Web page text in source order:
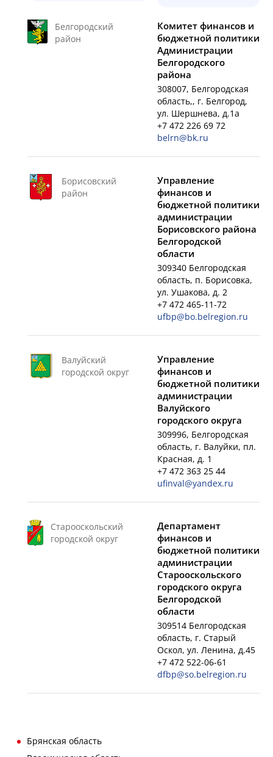
Белгородский
район
Комитет финансов и
бюджетной политики
Администрации
Белгородского
района
308007, Белгородская
область,, г. Белгород,
ул. Шершнева, д.1а
+7 472 226 69 72
belrn@bk.ru
Борисовский
район
Управление
финансов и
бюджетной политики
администрации
Борисовского района
Белгородской
области
309340 Белгородская
область, п. Борисовка,
ул. Ушакова, д. 2
+7 472 465-11-72
ufbp@bo.belregion.ru
Валуйский
городской округ
Управление
финансов и
бюджетной политики
администрации
Валуйского
городского округа
309996, Белгородская
область, г. Валуйки, пл.
Красная, д. 1
+7 472 363 25 44
ufinval@yandex.ru
Старооскольский
городской округ
Департамент
финансов и
бюджетной политики
администрации
Старооскольского
городского округа
Белгородской
области
309514 Белгородская
область, г. Старый
Оскол, ул. Ленина, д.45
+7 472 522-06-61
dfbp@so.belregion.ru
Брянская область